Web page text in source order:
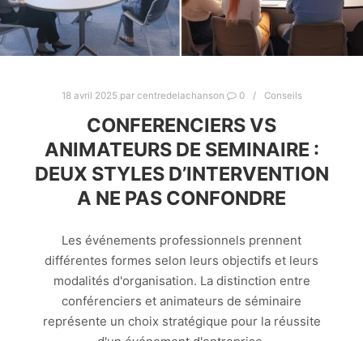
18 avril 2025 par centredelachanson 0 Conseils
CONFERENCIERS VS
ANIMATEURS DE SEMINAIRE :
DEUX STYLES D’INTERVENTION
A NE PAS CONFONDRE
Les événements professionnels prennent
différentes formes selon leurs objectifs et leurs
modalités d'organisation. La distinction entre
conférenciers et animateurs de séminaire
représente un choix stratégique pour la réussite